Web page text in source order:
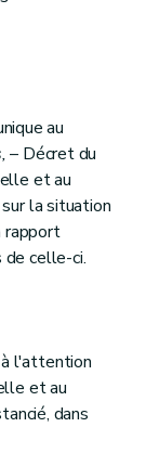
au
– Décret du
et au
la situation
rapport
celle-ci.
à l'attention
et au
dans